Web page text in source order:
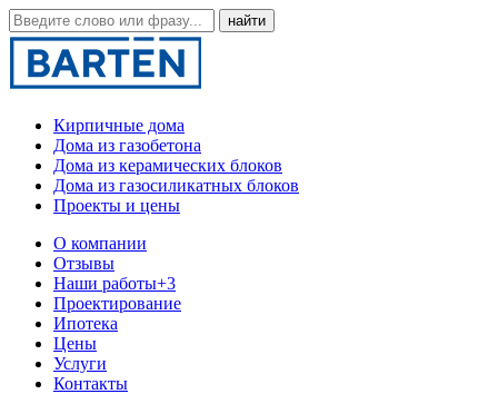
Кирпичные дома
Дома из газобетона
Дома из керамических блоков
Дома из газосиликатных блоков
Проекты и цены
О компании
Отзывы
Наши работы+3
Проектирование
Ипотека
Цены
Услуги
Контакты